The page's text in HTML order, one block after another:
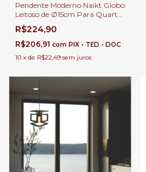
Pendente Moderno Naikt Globo
Leitoso de Ø15cm Para Quarto,
Sala, Escada, Cabeceira de
Cama e Lavabos.
R$224,90
R$206,91 com PIX • TED • DOC
10 x de R$22,49 sem juros